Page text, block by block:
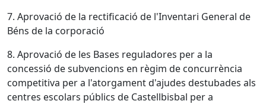
7. Aprovació de la rectificació de l'Inventari General de
Béns de la corporació
8. Aprovació de les Bases reguladores per a la
concessió de subvencions en règim de concurrència
competitiva per a l'atorgament d'ajudes destubades als
centres escolars públics de Castellbisbal per a